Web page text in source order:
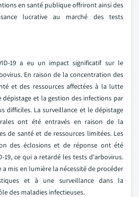
en santé publique offriront ainsi des
lucrative au marché des tests
19 a eu un impact significatif sur le
En raison de la concentration des
et des ressources affectées à la lutte
et la gestion des infections par
difficiles. La surveillance et le dépistage
ont été entravés en raison de la
de santé et de ressources limitées. Les
des éclosions et de réponse ont été
19, ce qui a retardé les tests d'arbovirus.
a mis en lumière la nécessité de procéder
et à une surveillance dans la
des maladies infectieuses.